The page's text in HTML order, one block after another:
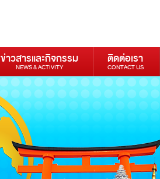
ข่าวสารและกิจกรรม
NEWS & ACTIVITY
ติดต่อเรา
CONTACT US